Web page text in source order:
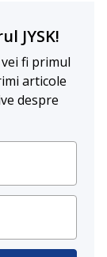
JYSK!
fi primul
articole
despre